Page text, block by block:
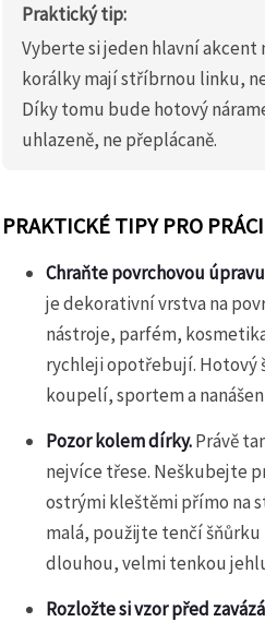
Praktický tip:
Vyberte si jeden hlavní
korálky mají stříbrnou linku,
Díky tomu bude hotový
uhlazeně, ne přeplácaně.
PRAKTICKÉ TIPY PRO
Chraňte povrchovou
je dekorativní vrstva na
nástroje, parfém,
rychleji opotřebují. Hotový
koupelí, sportem a
Pozor kolem dírky.Právě
nejvíce třese. Neškubejte
ostrými kleštěmi přímo na
malá, použijte tenčí
dlouhou, velmi tenkou
Rozložte si vzor před